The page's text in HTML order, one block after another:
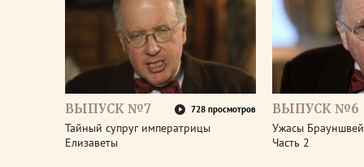
ВЫПУСК №7 728 просмотров
Тайный супруг императрицы
Елизаветы
ВЫПУСК №6
Ужасы
Часть 2